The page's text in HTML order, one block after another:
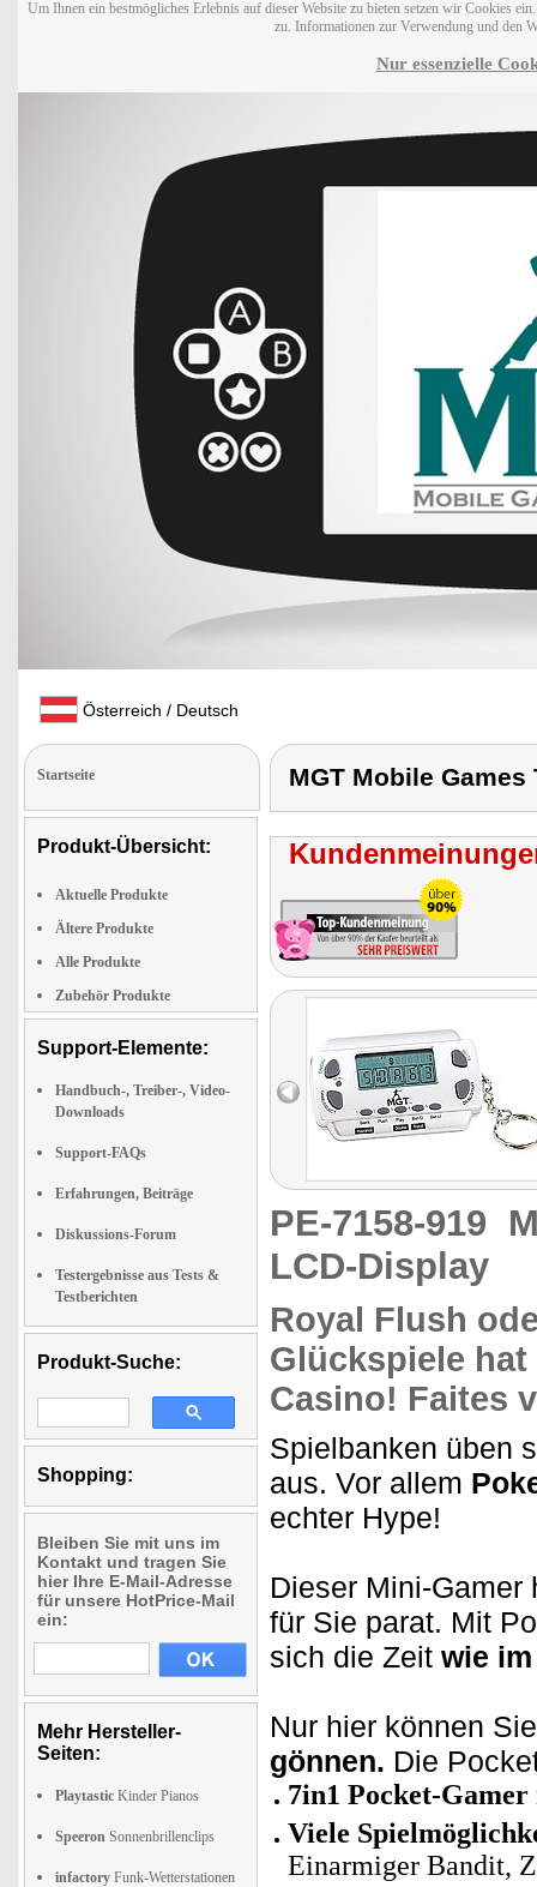
Um Ihnen ein bestmögliches Erlebnis auf dieser Website zu bieten setzen wir Cookies
zu. Informationen zur Verwendung und den
Nur essenzielle
Österreich / Deutsch
Startseite
Produkt-Übersicht:
Aktuelle Produkte
Ältere Produkte
Alle Produkte
Zubehör Produkte
Support-Elemente:
Handbuch-, Treiber-, Video-
Downloads
Support-FAQs
Erfahrungen, Beiträge
Diskussions-Forum
Testergebnisse aus Tests &
Testberichten
Produkt-Suche:
Shopping:
Bleiben Sie mit uns im
Kontakt und tragen Sie
hier Ihre E-Mail-Adresse
für unsere HotPrice-Mail
ein:
Mehr Hersteller-
Seiten:
Playtastic Kinder Pianos
Speeron Sonnenbrillenclips
infactory Funk-Wetterstationen
MGT Mobile
PE-7158-919
LCD-Display
Royal Flush
Glückspiele
Casino! Faites
Spielbanken üben
aus. Vor allem
echter Hype!
Dieser Mini-
für Sie parat. Mit
sich die Zeit wie
Nur hier können
gönnen. Die
7in1 Pocket-
Viele
Einarmiger Bandit,